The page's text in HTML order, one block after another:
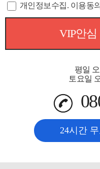
개인정보수집. 이용동의
VIP안심
평일
토요일
24시간